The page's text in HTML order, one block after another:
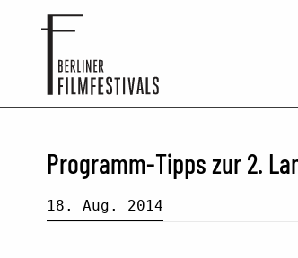
Programm-Tipps zur 2.
18. Aug. 2014